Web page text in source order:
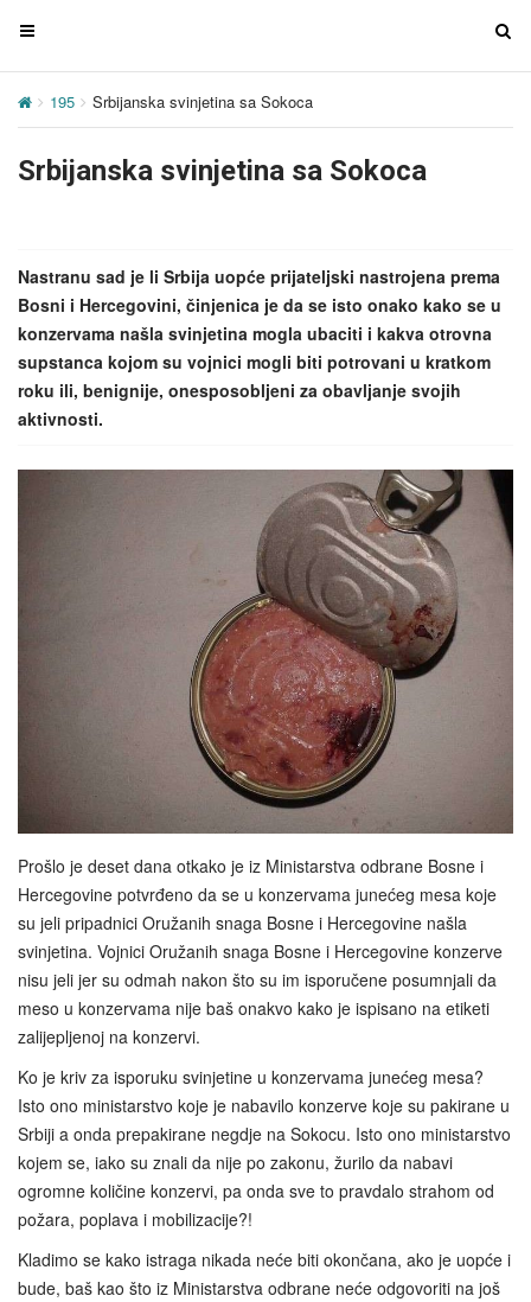
T
g
e
i
g
a
t
i
o
T
i
g
195 Srbijanska svinjetina sa Sokoca
Srbijanska svinjetina sa Sokoca
Nastranu sad je li Srbija uopće prijateljski nastrojena prema
Bosni i Hercegovini, činjenica je da se isto onako kako se u
konzervama našla svinjetina mogla ubaciti i kakva otrovna
supstanca kojom su vojnici mogli biti potrovani u kratkom
roku ili, benignije, onesposobljeni za obavljanje svojih
aktivnosti.
Prošlo je deset dana otkako je iz Ministarstva odbrane Bosne i
Hercegovine potvrđeno da se u konzervama junećeg mesa koje
su jeli pripadnici Oružanih snaga Bosne i Hercegovine našla
svinjetina. Vojnici Oružanih snaga Bosne i Hercegovine konzerve
nisu jeli jer su odmah nakon što su im isporučene posumnjali da
meso u konzervama nije baš onakvo kako je ispisano na etiketi
zalijepljenoj na konzervi.
Ko je kriv za isporuku svinjetine u konzervama junećeg mesa?
Isto ono ministarstvo koje je nabavilo konzerve koje su pakirane u
Srbiji a onda prepakirane negdje na Sokocu. Isto ono ministarstvo
kojem se, iako su znali da nije po zakonu, žurilo da nabavi
ogromne količine konzervi, pa onda sve to pravdalo strahom od
požara, poplava i mobilizacije?!
Kladimo se kako istraga nikada neće biti okončana, ako je uopće i
bude, baš kao što iz Ministarstva odbrane neće odgovoriti na još